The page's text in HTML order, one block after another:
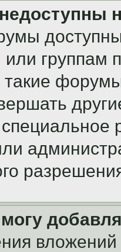
или группам
такие